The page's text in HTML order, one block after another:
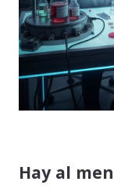
Hay al